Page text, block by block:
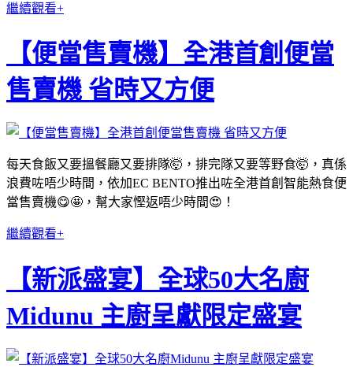
繼續觀看+
【便當售賣機】全港首創便當
售賣機 省時又方便
每天食飯又要搵餐廳又要排隊🤯，排完隊又要等野食🤯，真係
浪費咗唔少時間，依加EC BENTO推出咗全港首創智能熱食便
當售賣機😋🤩，幫大家慳返唔少時間😍！
繼續觀看+
【新派盛宴】全球50大名廚
Midunu 主廚呈獻限定盛宴